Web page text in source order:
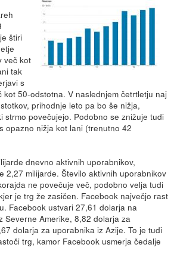
štiri
več kot
tak
s
kot 50-odstotna. V naslednjem četrtletju naj
prihodnje leto pa bo še nižja,
strmo povečujejo. Podobno se znižuje tudi
opazno nižja kot lani (trenutno 42
dnevno aktivnih uporabnikov,
2,27 milijarde. Število aktivnih uporabnikov
ne povečuje več, podobno velja tudi
je trg že zasičen. Facebook največjo rast
Facebook ustvari 27,61 dolarja na
Severne Amerike, 8,82 dolarja za
dolarja za uporabnika iz Azije. To je tudi
trg, kamor Facebook usmerja čedalje